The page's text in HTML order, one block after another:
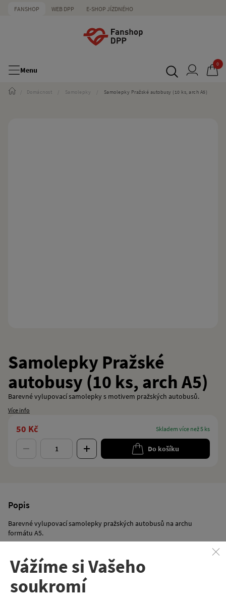
FANSHOP WEB DPP E-SHOP JÍZDNÉHO
Menu
0
Domácnost Samolepky Samolepky Pražské autobusy (10 ks, arch A5)
Samolepky Pražské
autobusy (10 ks, arch A5)
Barevné vylupovací samolepky s motivem pražských autobusů.
Více info
50 Kč skladem více než 5 ks
Do košíku
Popis
Barevné vylupovací samolepky pražských autobusů na archu
formátu A5.
Typy autobusů:
Škoda 706 RTO
Vážíme si Vašeho
soukromí